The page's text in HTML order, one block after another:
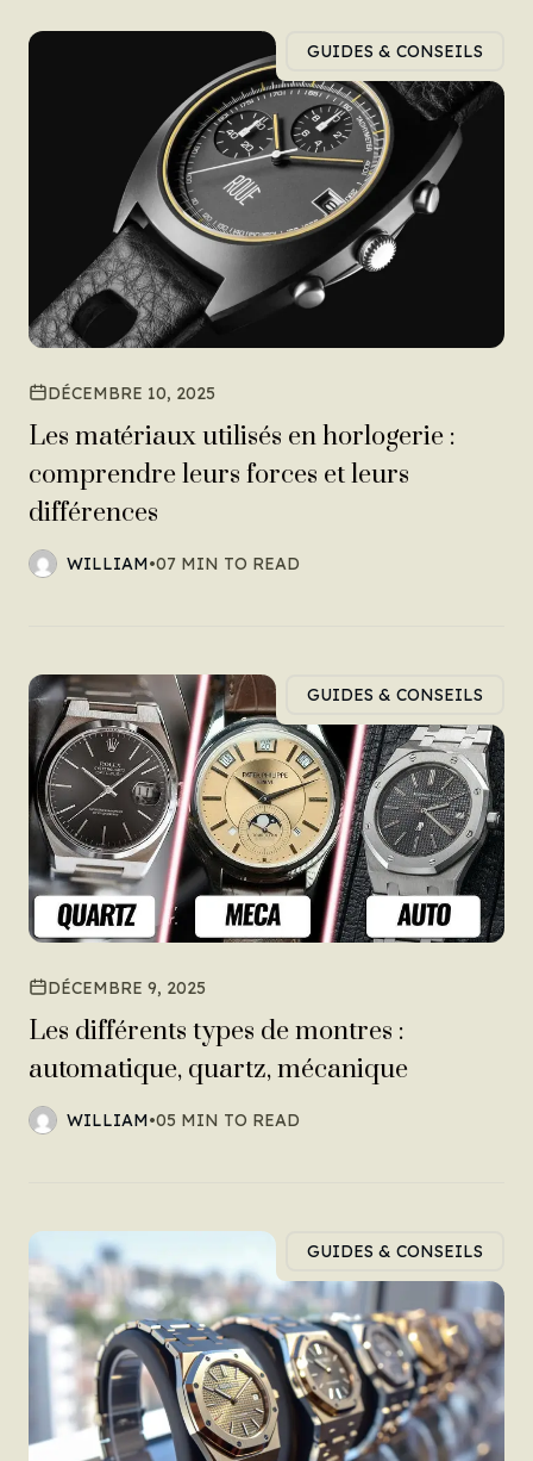
GUIDES & CONSEILS
DÉCEMBRE 10, 2025
Les matériaux utilisés en horlogerie :
comprendre leurs forces et leurs
différences
WILLIAM•07 MIN TO READ
GUIDES & CONSEILS
DÉCEMBRE 9, 2025
Les différents types de montres :
automatique, quartz, mécanique
WILLIAM•05 MIN TO READ
GUIDES & CONSEILS